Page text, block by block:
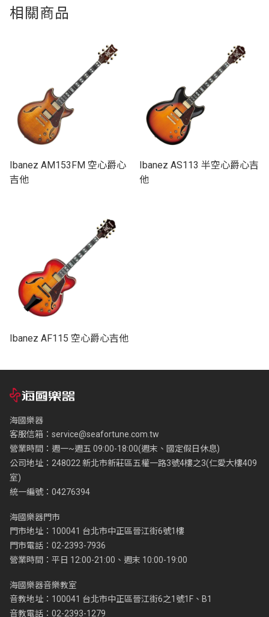
相關商品
Ibanez AM153FM 空心爵心
吉他
Ibanez AS113 半空心爵心吉
他
Ibanez AF115 空心爵心吉他
海國樂器
客服信箱： service@seafortune.com.tw
營業時間：週一~週五 09:00-18:00(週末、國定假日休息)
公司地址：248022 新北市新莊區五權一路3號4樓之3(仁愛大樓409
室)
統一編號：04276394
海國樂器門市
門市地址：100041 台北市中正區晉江街6號1樓
門市電話：02-2393-7936
營業時間：平日 12:00-21:00、週末 10:00-19:00
海國樂器音樂教室
音教地址：100041 台北市中正區晉江街6之1號1F、B1
音教電話：02-2393-1279